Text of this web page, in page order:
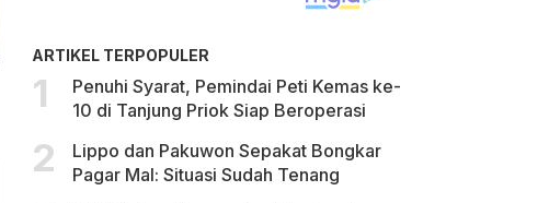
ARTIKEL TERPOPULER
Penuhi Syarat, Pemindai Peti Kemas ke-
10 di Tanjung Priok Siap Beroperasi
Lippo dan Pakuwon Sepakat Bongkar
Pagar Mal: Situasi Sudah Tenang